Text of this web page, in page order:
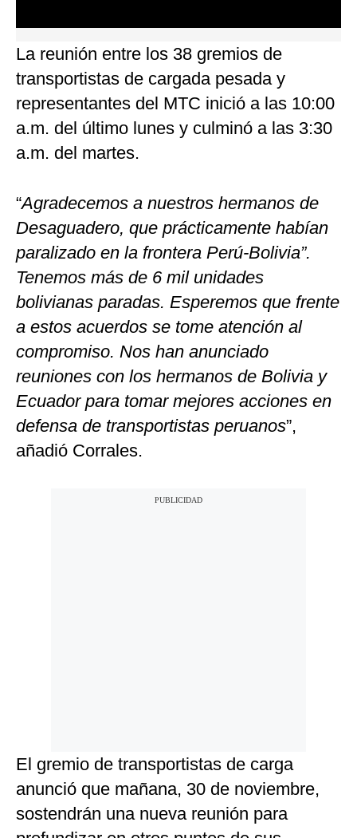
seconds
of
0
seconds
La reunión entre los 38 gremios de
transportistas de cargada pesada y
representantes del MTC inició a las 10:00
a.m. del último lunes y culminó a las 3:30
a.m. del martes.
“Agradecemos a nuestros hermanos de
Desaguadero, que prácticamente habían
paralizado en la frontera Perú-Bolivia”.
Tenemos más de 6 mil unidades
bolivianas paradas. Esperemos que frente
a estos acuerdos se tome atención al
compromiso. Nos han anunciado
reuniones con los hermanos de Bolivia y
Ecuador para tomar mejores acciones en
defensa de transportistas peruanos”,
añadió Corrales.
El gremio de transportistas de carga
anunció que mañana, 30 de noviembre,
sostendrán una nueva reunión para